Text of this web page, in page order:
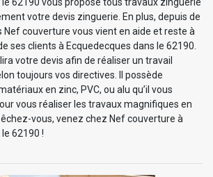
votre devis zinguerie. En plus, depuis de
couverture vous vient en aide et reste à
ses clients à Ecquedecques dans le 62190.
votre devis afin de réaliser un travail
toujours vos directives. Il possède
en zinc, PVC, ou alu qu’il vous
vous réaliser les travaux magnifiques en
vous, venez chez Nef couverture à
62190 !